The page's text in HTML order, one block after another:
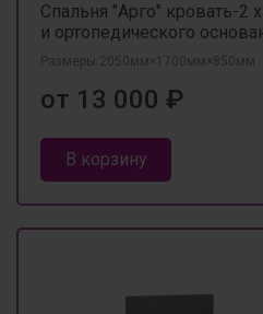
Спальня "Арго" кровать-2
и ортопедического
Размеры 2050мм×1700мм×850мм
от 13 000 ₽
В корзину